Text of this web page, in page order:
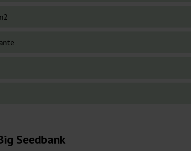
Seedbank